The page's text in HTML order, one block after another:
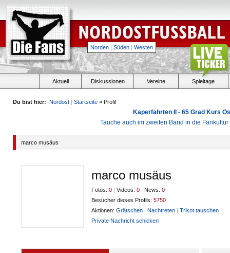
Norden | Süden | Westen
Aktuell Diskussionen Vereine Spieltage
Du bist hier: Nordost | Startseite » Profil
Kaperfahrten II - 65 Grad Kurs
Tauche auch im zweiten Band in die
marco musäus
marco musäus
Fotos: 0 | Videos: 0 | News: 0
Besucher dieses Profils: 5750
Aktionen: Grätschen | Nachtreten | Trikot tauschen
Private Nachricht schicken